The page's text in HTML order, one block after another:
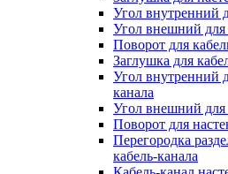
Угол внутренний
Угол внешний для
Поворот для
Заглушка для
Угол внутренний
канала
Угол внешний для
Поворот для
Перегородка
кабель-канала